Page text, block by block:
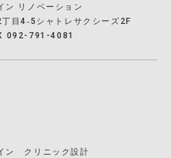
ン リノベーション
目4‐5シャトレサクシーズ2F
092-791-4081
ン クリニック設計